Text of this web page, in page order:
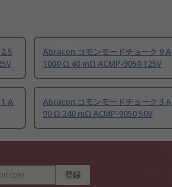
Abracon コモンモードチョーク 9 A
1000 Ω 40 mΩ ACMP-9050 125V
A
Abracon コモンモードチョーク 3 A
90 Ω 240 mΩ ACMP-9050 50V
登録